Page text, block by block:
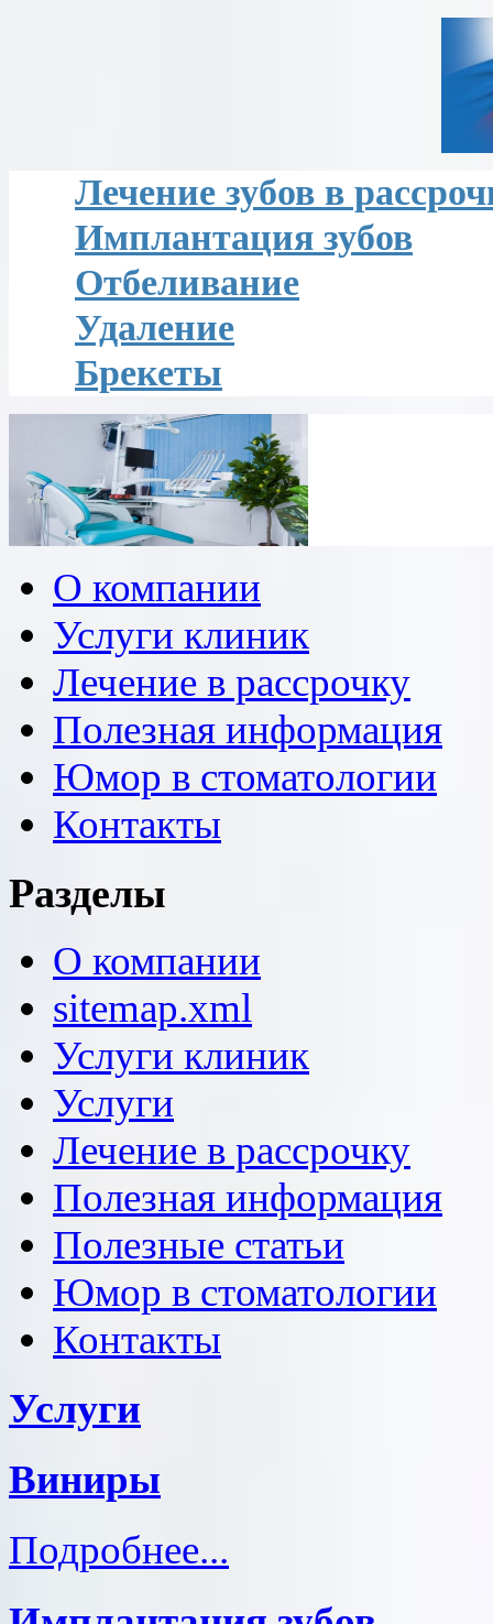
Лечение зубов в
Имплантация зубов
Отбеливание
Удаление
Брекеты
О компании
Услуги клиник
Лечение в рассрочку
Полезная информация
Юмор в стоматологии
Контакты
Разделы
О компании
sitemap.xml
Услуги клиник
Услуги
Лечение в рассрочку
Полезная информация
Полезные статьи
Юмор в стоматологии
Контакты
Услуги
Виниры
Подробнее...